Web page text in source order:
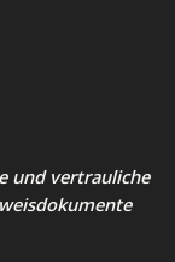
und vertrauliche